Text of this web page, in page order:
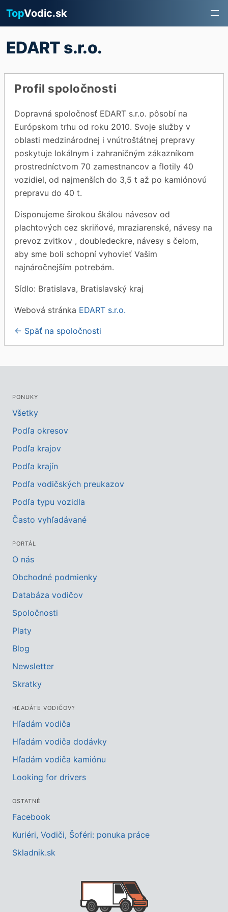
TopVodic.sk
EDART s.r.o.
Profil spoločnosti
Dopravná spoločnosť EDART s.r.o. pôsobí na
Európskom trhu od roku 2010. Svoje služby v
oblasti medzinárodnej i vnútroštátnej prepravy
poskytuje lokálnym i zahraničným zákazníkom
prostredníctvom 70 zamestnancov a flotily 40
vozidiel, od najmenších do 3,5 t až po kamiónovú
prepravu do 40 t.
Disponujeme širokou škálou návesov od
plachtových cez skriňové, mraziarenské, návesy na
prevoz zvitkov , doubledeckre, návesy s čelom,
aby sme boli schopní vyhovieť Vašim
najnáročnejším potrebám.
Sídlo: Bratislava, Bratislavský kraj
Webová stránka EDART s.r.o.
← Späť na spoločnosti
PONUKY
Všetky
Podľa okresov
Podľa krajov
Podľa krajín
Podľa vodičských preukazov
Podľa typu vozidla
Často vyhľadávané
PORTÁL
O nás
Obchodné podmienky
Databáza vodičov
Spoločnosti
Platy
Blog
Newsletter
Skratky
HĽADÁTE VODIČOV?
Hľadám vodiča
Hľadám vodiča dodávky
Hľadám vodiča kamiónu
Looking for drivers
OSTATNÉ
Facebook
Kuriéri, Vodiči, Šoféri: ponuka práce
Skladnik.sk